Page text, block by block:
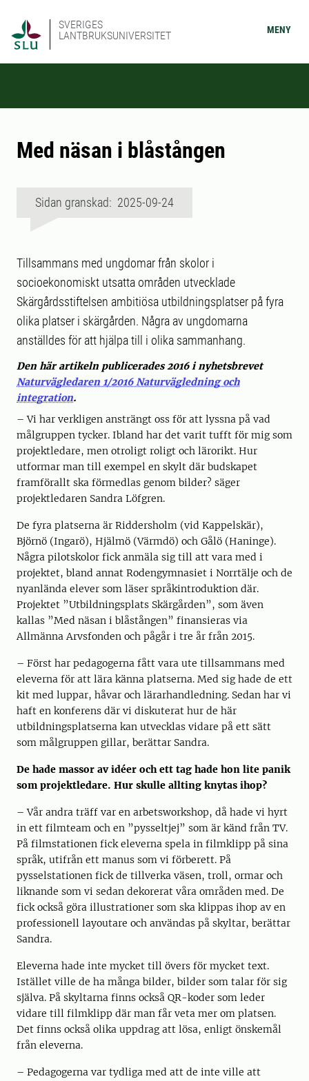
SVERIGES
LANTBRUKSUNIVERSITET
MENY
Med näsan i blåstången
Sidan granskad: 2025-09-24
Tillsammans med ungdomar från skolor i
socioekonomiskt utsatta områden utvecklade
Skärgårdsstiftelsen ambitiösa utbildningsplatser på fyra
olika platser i skärgården. Några av ungdomarna
anställdes för att hjälpa till i olika sammanhang.
Den här artikeln publicerades 2016 i nyhetsbrevet
Naturvägledaren 1/2016 Naturvägledning och
integration.
– Vi har verkligen ansträngt oss för att lyssna på vad
målgruppen tycker. Ibland har det varit tufft för mig som
projektledare, men otroligt roligt och lärorikt. Hur
utformar man till exempel en skylt där budskapet
framförallt ska förmedlas genom bilder? säger
projektledaren Sandra Löfgren.
De fyra platserna är Riddersholm (vid Kappelskär),
Björnö (Ingarö), Hjälmö (Värmdö) och Gålö (Haninge).
Några pilotskolor fick anmäla sig till att vara med i
projektet, bland annat Rodengymnasiet i Norrtälje och de
nyanlända elever som läser språkintroduktion där.
Projektet ”Utbildningsplats Skärgården”, som även
kallas ”Med näsan i blåstången” finansieras via
Allmänna Arvsfonden och pågår i tre år från 2015.
– Först har pedagogerna fått vara ute tillsammans med
eleverna för att lära känna platserna. Med sig hade de ett
kit med luppar, håvar och lärarhandledning. Sedan har vi
haft en konferens där vi diskuterat hur de här
utbildningsplatserna kan utvecklas vidare på ett sätt
som målgruppen gillar, berättar Sandra.
De hade massor av idéer och ett tag hade hon lite panik
som projektledare. Hur skulle allting knytas ihop?
– Vår andra träff var en arbetsworkshop, då hade vi hyrt
in ett filmteam och en ”pysseltjej” som är känd från TV.
På filmstationen fick eleverna spela in filmklipp på sina
språk, utifrån ett manus som vi förberett. På
pysselstationen fick de tillverka väsen, troll, ormar och
liknande som vi sedan dekorerat våra områden med. De
fick också göra illustrationer som ska klippas ihop av en
professionell layoutare och användas på skyltar, berättar
Sandra.
Eleverna hade inte mycket till övers för mycket text.
Istället ville de ha många bilder, bilder som talar för sig
själva. På skyltarna finns också QR-koder som leder
vidare till filmklipp där man får veta mer om platsen.
Det finns också olika uppdrag att lösa, enligt önskemål
från eleverna.
– Pedagogerna var tydliga med att de inte ville att